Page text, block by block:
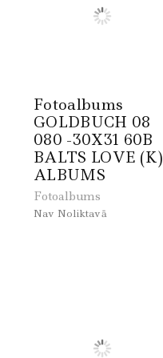
Fotoalbums
GOLDBUCH 08
080 -30X31 60B
BALTS LOVE (K)
ALBUMS
Fotoalbums
Nav Noliktavā